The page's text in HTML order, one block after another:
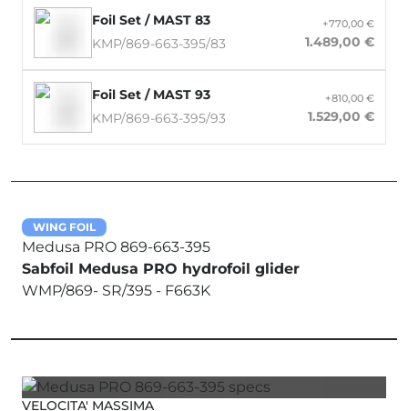
Foil Set / MAST 83
KMP/869-663-395/83
+770,00 €
1.489,00 €
Foil Set / MAST 93
KMP/869-663-395/93
+810,00 €
1.529,00 €
WING FOIL
Medusa PRO 869-663-395
Sabfoil Medusa PRO hydrofoil glider
WMP/869- SR/395 - F663K
VELOCITA' MASSIMA